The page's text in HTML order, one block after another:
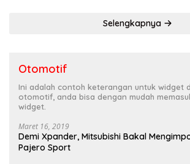
Selengkapnya
Otomotif
Ini adalah contoh keterangan untuk widget
otomotif, anda bisa dengan mudah
widget.
Maret 16, 2019
Demi Xpander, Mitsubishi Bakal
Pajero Sport